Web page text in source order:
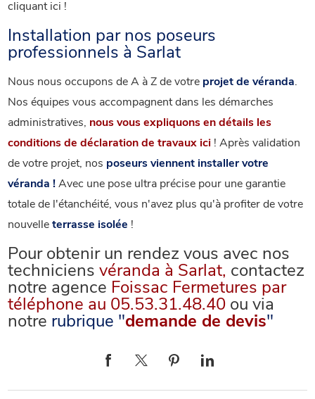
cliquant ici !
Installation par nos poseurs
professionnels à Sarlat
Nous nous occupons de A à Z de votre projet de véranda.
Nos équipes vous accompagnent dans les démarches
administratives, nous vous expliquons en détails les
conditions de déclaration de travaux ici ! Après validation
de votre projet, nos poseurs viennent installer votre
véranda ! Avec une pose ultra précise pour une garantie
totale de l'étanchéité, vous n'avez plus qu'à profiter de votre
nouvelle terrasse isolée !
Pour obtenir un rendez vous avec nos
techniciensvéranda à Sarlat, contactez
notre agence Foissac Fermetures par
téléphone au 05.53.31.48.40 ou via
notre rubrique "demande de devis"